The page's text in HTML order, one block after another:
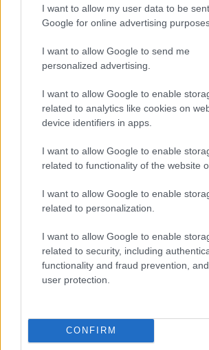
I want to allow my user data to be
Google for online advertising
I want to allow Google to send me
personalized advertising.
I want to allow Google to enable
related to analytics like cookies on
device identifiers in apps.
I want to allow Google to enable
related to functionality of the website
I want to allow Google to enable
related to personalization.
I want to allow Google to enable
related to security, including
functionality and fraud prevention,
user protection.
CONFIRM
LIFESTYLE
Scopri Rocca San Giovanni, il borgo
mare e storia
LIFESTYLE